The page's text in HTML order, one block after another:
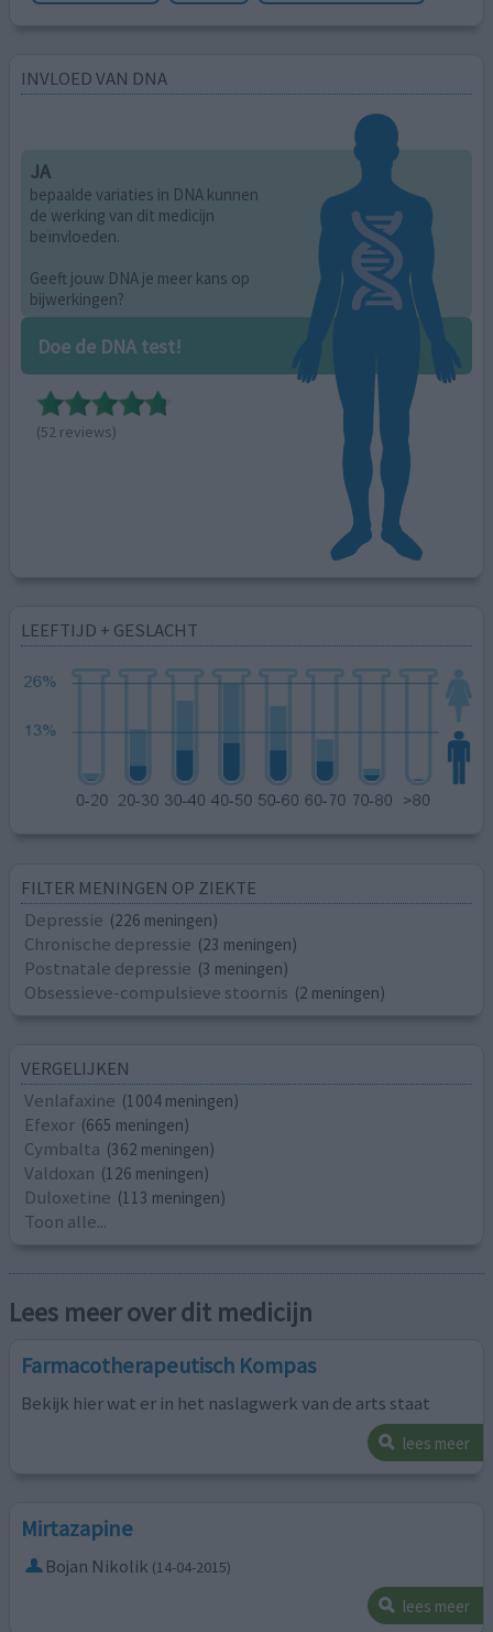
INVLOED VAN DNA
JA
bepaalde variaties in DNA kunnen
de werking van dit medicijn
beïnvloeden.
Geeft jouw DNA je meer kans op
bijwerkingen?
Doe de DNA test!
(52 reviews)
LEEFTIJD + GESLACHT
FILTER MENINGEN OP ZIEKTE
Depressie (226 meningen)
Chronische depressie (23 meningen)
Postnatale depressie (3 meningen)
Obsessieve-compulsieve stoornis (2 meningen)
VERGELIJKEN
Venlafaxine (1004 meningen)
Efexor (665 meningen)
Cymbalta (362 meningen)
Valdoxan (126 meningen)
Duloxetine (113 meningen)
Toon alle...
Lees meer over dit medicijn
Farmacotherapeutisch Kompas
Bekijk hier wat er in het naslagwerk van de arts staat
lees meer
Mirtazapine
Bojan Nikolik (14-04-2015)
lees meer